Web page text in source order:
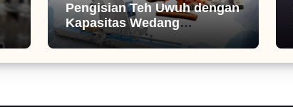
Pengisian Teh Uwuh dengan
Kapasitas Wedang
Tradisional